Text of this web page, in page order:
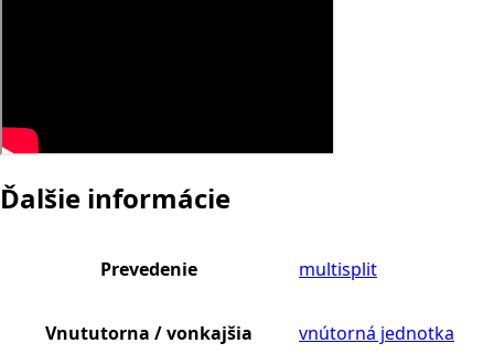
Ďalšie informácie
Prevedenie multisplit
Vnututorna / vonkajšia vnútorná jednotka